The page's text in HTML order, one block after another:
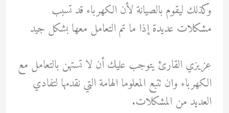
وكذلك ليقوم بالصيانة لأن الكهرباء قد تسبب
مشكلات عديدة إذا ما تم التعامل معها بشكل جيد
عزيزي القارئ يتوجب عليك أن لا تستهن بالتعامل مع
الكهرباء وان تتبع المعلوما الهامة التي نقدمها لتفادي
العديد من المشكلات.